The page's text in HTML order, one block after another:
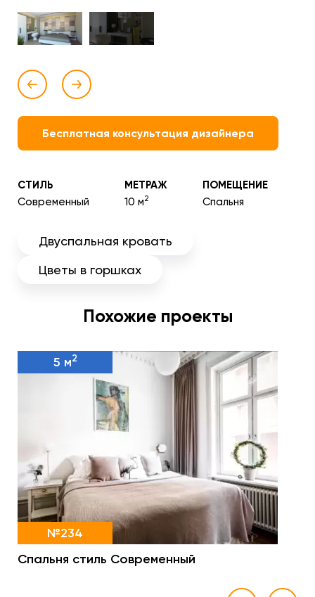
Бесплатная консультация дизайнера
СТИЛЬ
Современный
МЕТРАЖ
10 м2
ПОМЕЩЕНИЕ
Спальня
Двуспальная кровать
Цветы в горшках
Похожие проекты
5 м2
№234
Спальня стиль Современный